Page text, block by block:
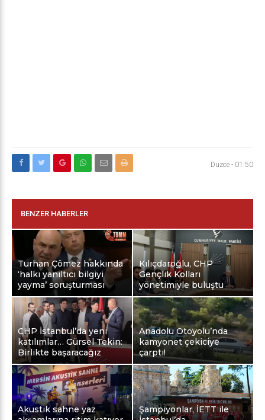
Düzce - 01:50
BENZER HABERLER
Turhan Çömez hakkında
‘halkı yanıltıcı bilgiyi
yayma’ soruşturması
Kılıçdaroğlu, CHP
Gençlik Kolları
yönetimiyle buluştu
CHP İstanbul’da yeni
katılımlar… Gürsel Tekin:
Birlikte başaracağız
Anadolu Otoyolu’nda
kamyonet çekiciye
çarptı!
Akustik sahne yaz
Şampiyonlar, İETT ile